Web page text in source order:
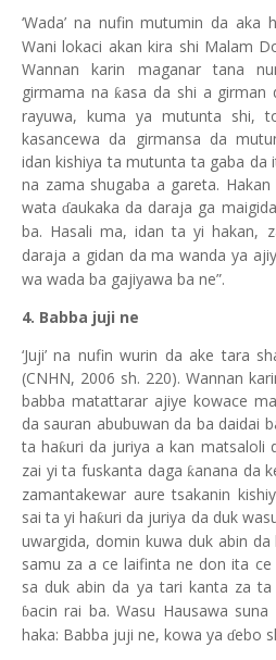
‘Wada’ na nufin mutumin da aka
Wani lokaci akan kira shi Malam
Wannan karin maganar tana
girmama naƙasa da shi a girman
rayuwa, kuma ya mutunta shi,
kasancewa da girmansa da
idan kishiya ta mutunta ta gaba da
na zama shugaba a gareta.
wataɗaukaka da daraja ga
ba. Hasali ma, idan ta yi hakan,
daraja a gidan da ma wanda ya
wa wada ba gajiyawa ba ne”.
4. Babba juji ne
‘Juji’ na nufin wurin da ake tara
(CNHN, 2006 sh. 220). Wannan
babba matattarar ajiye kowace
da sauran abubuwan da ba daidai
ta haƙuri da juriya a kan matsaloli
zai yi ta fuskanta dagaƙanana da
zamantakewar aure tsakanin
sai ta yi haƙuri da juriya da duk
uwargida, domin kuwa duk abin da
samu za a ce laifinta ne don ita
sa duk abin da ya tari kanta za
ɓacin rai ba. Wasu Hausawa
haka: Babba juji ne, kowa ya ɗebo